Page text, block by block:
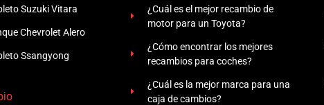
Suzuki Vitara
Chevrolet Alero
Ssangyong
¿Cuál es el mejor recambio de
motor para un Toyota?
¿Cómo encontrar los mejores
recambios para coches?
¿Cuál es la mejor marca para una
caja de cambios?